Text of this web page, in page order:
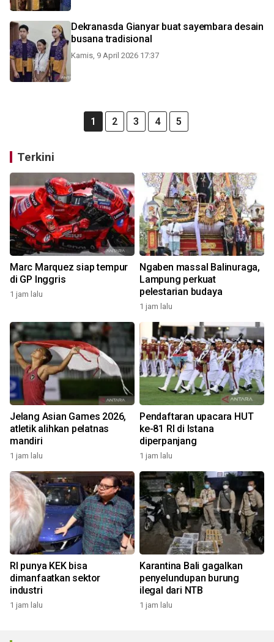
Dekranasda Gianyar buat sayembara desain
busana tradisional
Kamis, 9 April 2026 17:37
1 2 3 4 5
Terkini
Marc Marquez siap tempur
di GP Inggris
1 jam lalu
Ngaben massal Balinuraga,
Lampung perkuat
pelestarian budaya
1 jam lalu
Jelang Asian Games 2026,
atletik alihkan pelatnas
mandiri
1 jam lalu
Pendaftaran upacara HUT
ke-81 RI di Istana
diperpanjang
1 jam lalu
RI punya KEK bisa
dimanfaatkan sektor
industri
1 jam lalu
Karantina Bali gagalkan
penyelundupan burung
ilegal dari NTB
1 jam lalu